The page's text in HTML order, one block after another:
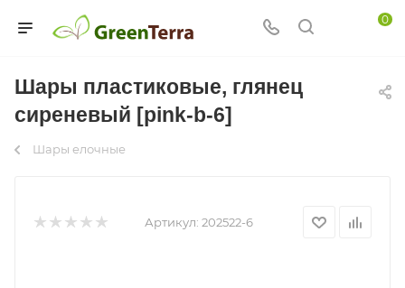
0
Шары пластиковые, глянец
сиреневый [pink-b-6]
Шары елочные
Артикул: 202522-6